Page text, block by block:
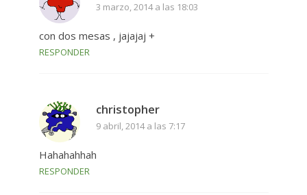
3 marzo, 2014 a las 18:03
con dos mesas , jajajaj +
RESPONDER
christopher
9 abril, 2014 a las 7:17
Hahahahhah
RESPONDER